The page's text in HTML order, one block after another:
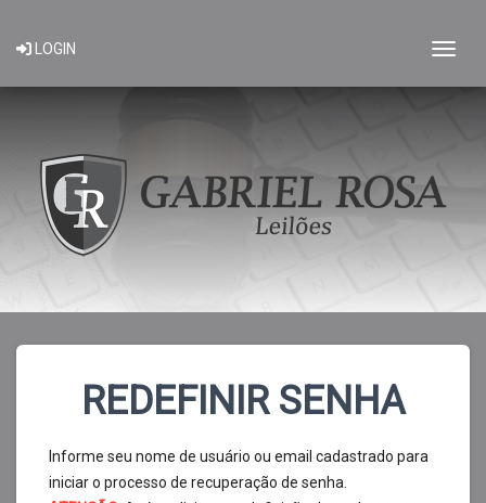
LOGIN
REDEFINIR SENHA
Informe seu nome de usuário ou email cadastrado para
iniciar o processo de recuperação de senha.